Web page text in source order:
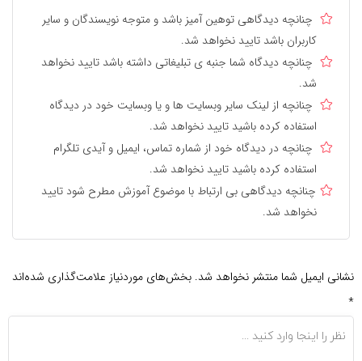
چنانچه دیدگاهی توهین آمیز باشد و متوجه نویسندگان و سایر
کاربران باشد تایید نخواهد شد.
چنانچه دیدگاه شما جنبه ی تبلیغاتی داشته باشد تایید نخواهد
چنانچه از لینک سایر وبسایت ها و یا وبسایت خود در دیدگاه
استفاده کرده باشید تایید نخواهد شد.
چنانچه در دیدگاه خود از شماره تماس، ایمیل و آیدی تلگرام
استفاده کرده باشید تایید نخواهد شد.
چنانچه دیدگاهی بی ارتباط با موضوع آموزش مطرح شود تایید
نخواهد شد.
ایمیل شما منتشر نخواهد شد. بخش‌های موردنیاز علامت‌گذاری شده‌اند